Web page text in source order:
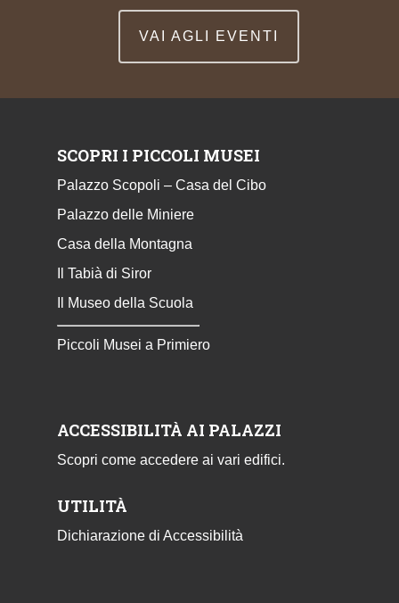
VAI AGLI EVENTI
SCOPRI I PICCOLI MUSEI
Palazzo Scopoli – Casa del Cibo
Palazzo delle Miniere
Casa della Montagna
Il Tabià di Siror
Il Museo della Scuola
Piccoli Musei a Primiero
ACCESSIBILITÀ AI PALAZZI
Scopri come accedere ai vari edifici.
UTILITÀ
Dichiarazione di Accessibilità